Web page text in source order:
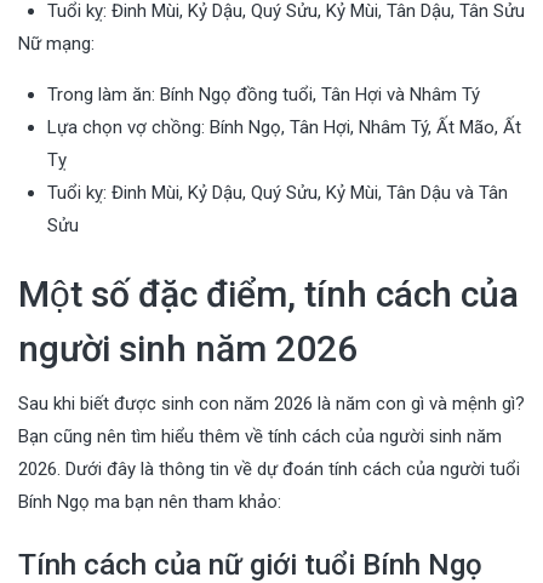
Tuổi kỵ: Đinh Mùi, Kỷ Dậu, Quý Sửu, Kỷ Mùi, Tân Dậu, Tân Sửu
Nữ mạng:
Trong làm ăn: Bính Ngọ đồng tuổi, Tân Hợi và Nhâm Tý
Lựa chọn vợ chồng: Bính Ngọ, Tân Hợi, Nhâm Tý, Ất Mão, Ất
Tỵ
Tuổi kỵ: Đinh Mùi, Kỷ Dậu, Quý Sửu, Kỷ Mùi, Tân Dậu và Tân
Sửu
Một số đặc điểm, tính cách của
người sinh năm 2026
Sau khi biết được sinh con năm 2026 là năm con gì và mệnh gì?
Bạn cũng nên tìm hiểu thêm về tính cách của người sinh năm
2026. Dưới đây là thông tin về dự đoán tính cách của người tuổi
Bính Ngọ ma bạn nên tham khảo:
Tính cách của nữ giới tuổi Bính Ngọ